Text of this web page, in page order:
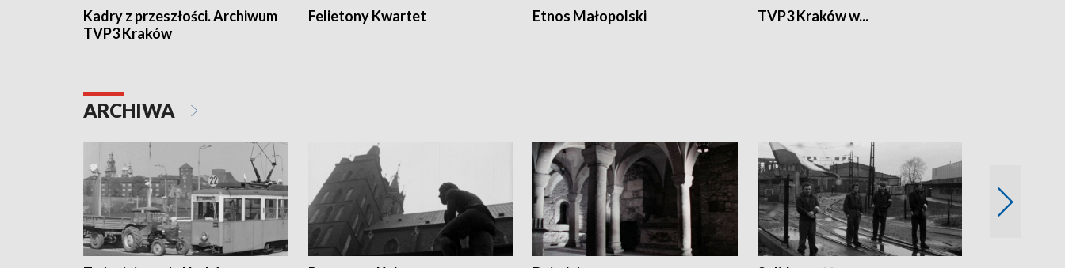
Kadry z przeszłości. Archiwum
TVP3 Kraków
Felietony Kwartet Etnos Małopolski TVP3 Kraków w...
ARCHIWA